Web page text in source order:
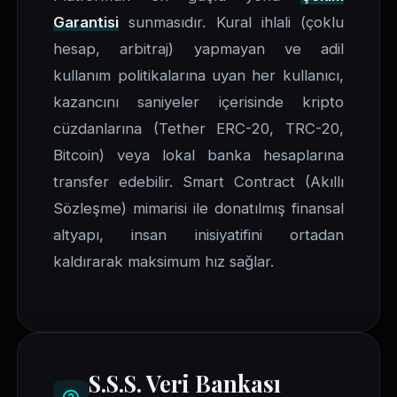
Garantisi sunmasıdır. Kural ihlali (çoklu
hesap, arbitraj) yapmayan ve adil
kullanım politikalarına uyan her kullanıcı,
kazancını saniyeler içerisinde kripto
cüzdanlarına (Tether ERC-20, TRC-20,
Bitcoin) veya lokal banka hesaplarına
transfer edebilir. Smart Contract (Akıllı
Sözleşme) mimarisi ile donatılmış finansal
altyapı, insan inisiyatifini ortadan
kaldırarak maksimum hız sağlar.
S.S.S. Veri Bankası